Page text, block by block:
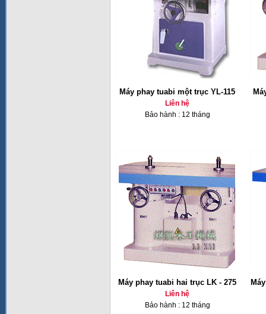
Máy phay tuabi một trục YL-115
Liên hệ
Bảo hành : 12 tháng
Máy phay tuabi hai trục LK - 275
Liên hệ
Bảo hành : 12 tháng